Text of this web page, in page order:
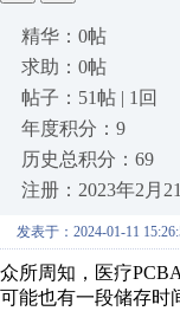
精华：0帖
求助：0帖
帖子：51帖 | 1回
年度积分：9
历史总积分：69
注册：2023年2月
发表于：2024-01-11
众所周知，医疗
可能也有一段储存时